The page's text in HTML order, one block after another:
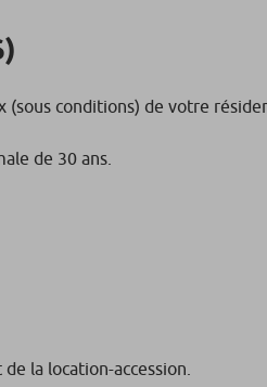
conditions) de votre
de 30 ans.
la location-accession.